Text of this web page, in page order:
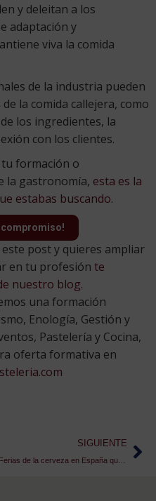
y deleitan a los
adaptación y
viva la comida
de la industria pueden
de la comida callejera, como
los ingredientes, la
con los clientes.
tu formación o
la gastronomía, esta es la
estabas buscando.
compromiso!
post y quieres ampliar
en tu profesión te
nuestro blog.
una formación
Enología, Gestión y
Pastelería y Cocina,
oferta formativa en
SIGUIENTE
Ferias de la cerveza en España que no te puedes perder